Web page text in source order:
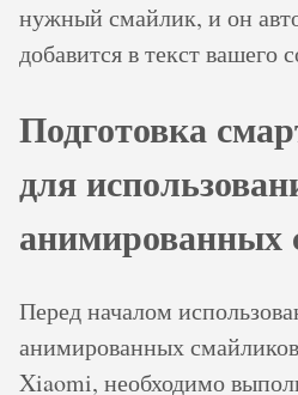
нужный смайлик, и он
добавится в текст вашего
Подготовка
для
анимированных
Перед началом
анимированных
Xiaomi, необходимо